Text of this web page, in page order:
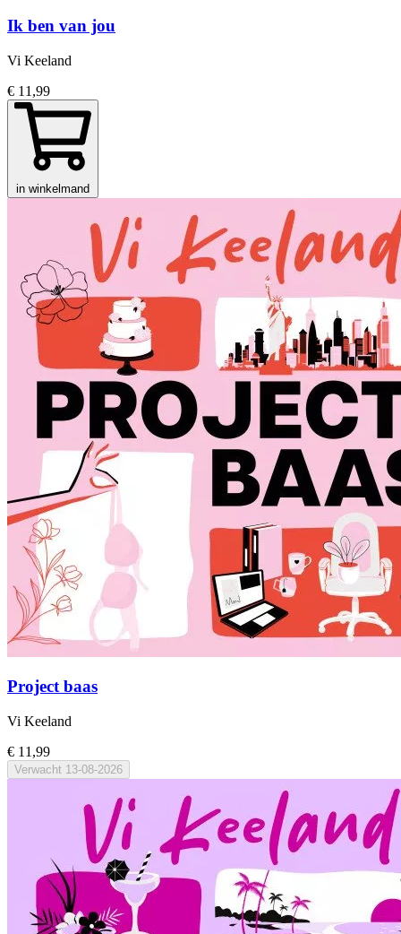
Ik ben van jou
Vi Keeland
€ 11,99
in winkelmand
Project baas
Vi Keeland
€ 11,99
Verwacht 13-08-2026